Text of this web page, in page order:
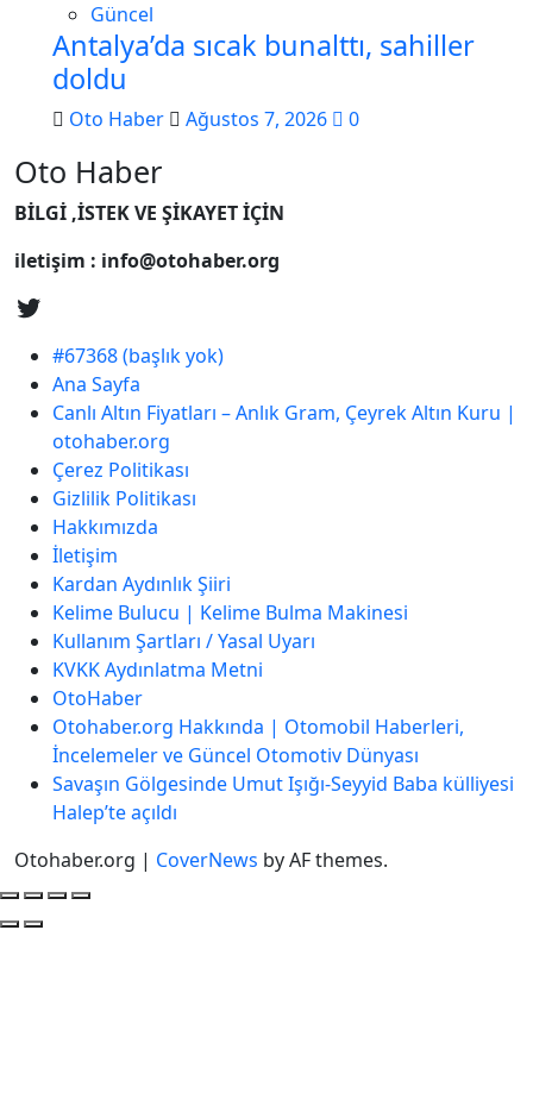
Güncel
Antalya’da sıcak bunalttı, sahiller
doldu
Oto Haber Ağustos 7, 2026 0
Oto Haber
BİLGİ ,İSTEK VE ŞİKAYET İÇİN
iletişim : info@otohaber.org
#67368 (başlık yok)
Ana Sayfa
Canlı Altın Fiyatları – Anlık Gram, Çeyrek Altın Kuru |
otohaber.org
Çerez Politikası
Gizlilik Politikası
Hakkımızda
İletişim
Kardan Aydınlık Şiiri
Kelime Bulucu | Kelime Bulma Makinesi
Kullanım Şartları / Yasal Uyarı
KVKK Aydınlatma Metni
OtoHaber
Otohaber.org Hakkında | Otomobil Haberleri,
İncelemeler ve Güncel Otomotiv Dünyası
Savaşın Gölgesinde Umut Işığı-Seyyid Baba külliyesi
Halep’te açıldı
Otohaber.org | CoverNews by AF themes.